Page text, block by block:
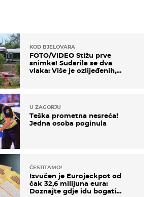
KOD BJELOVARA
FOTO/VIDEO Stižu prve
snimke! Sudarila se dva
vlaka: Više je ozlijeđenih,
U ZAGORJU
Teška prometna nesreća!
Jedna osoba poginula
ČESTITAMO!
Izvučen je Eurojackpot od
čak 32,6 milijuna eura:
Doznajte gdje idu bogati